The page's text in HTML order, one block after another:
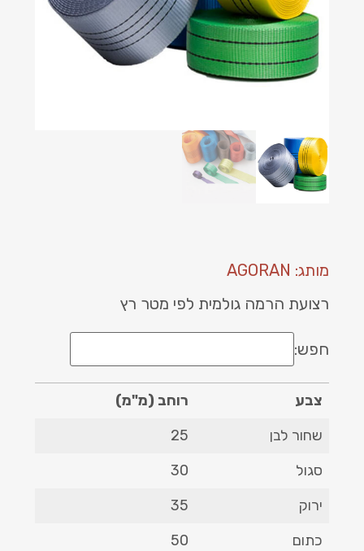
מותג: AGORAN
רצועת הרמה גולמית לפי מטר רץ
חפש:
צבע
רוחב (מ"מ)
צבע
רוחב (מ"מ) שחור לבן
25
סגול
30
ירוק
35
כתום
50